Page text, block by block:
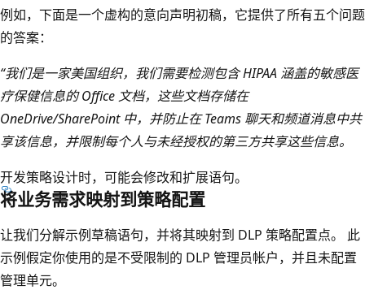
例如，下面是一个虚构的意向声明初稿，它提供了所有五个问题
的答案：
“我们是一家美国组织，我们需要检测包含 HIPAA 涵盖的敏感医
疗保健信息的 Office 文档，这些文档存储在
OneDrive/SharePoint 中，并防止在 Teams 聊天和频道消息中共
享该信息，并限制每个人与未经授权的第三方共享这些信息。
开发策略设计时，可能会修改和扩展语句。
将业务需求映射到策略配置
让我们分解示例草稿语句，并将其映射到 DLP 策略配置点。 此
示例假定你使用的是不受限制的 DLP 管理员帐户，并且未配置
管理单元。